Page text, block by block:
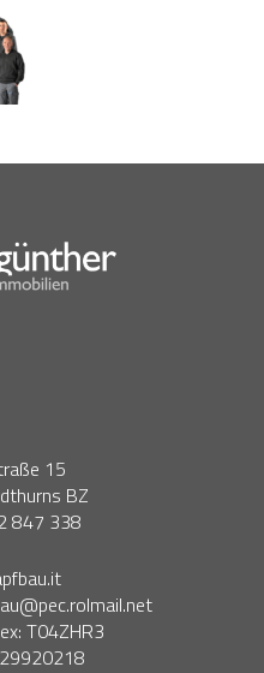
15
BZ
847 338
T04ZHR3